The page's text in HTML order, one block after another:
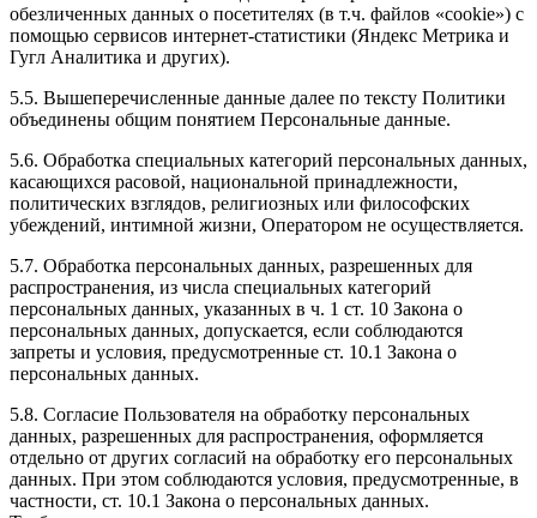
обезличенных данных о посетителях (в т.ч. файлов «cookie») с
помощью сервисов интернет-статистики (Яндекс Метрика и
Гугл Аналитика и других).
5.5. Вышеперечисленные данные далее по тексту Политики
объединены общим понятием Персональные данные.
5.6. Обработка специальных категорий персональных данных,
касающихся расовой, национальной принадлежности,
политических взглядов, религиозных или философских
убеждений, интимной жизни, Оператором не осуществляется.
5.7. Обработка персональных данных, разрешенных для
распространения, из числа специальных категорий
персональных данных, указанных в ч. 1 ст. 10 Закона о
персональных данных, допускается, если соблюдаются
запреты и условия, предусмотренные ст. 10.1 Закона о
персональных данных.
5.8. Согласие Пользователя на обработку персональных
данных, разрешенных для распространения, оформляется
отдельно от других согласий на обработку его персональных
данных. При этом соблюдаются условия, предусмотренные, в
частности, ст. 10.1 Закона о персональных данных.